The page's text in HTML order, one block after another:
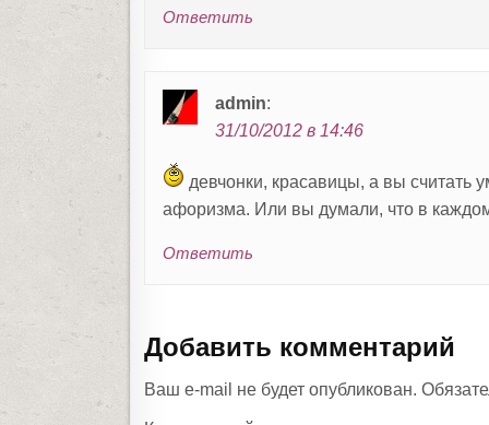
Ответить
admin:
31/10/2012 в 14:46
девчонки, красавицы, а вы считать
афоризма. Или вы думали, что в
Ответить
Добавить комментарий
Ваш e-mail не будет опубликован.